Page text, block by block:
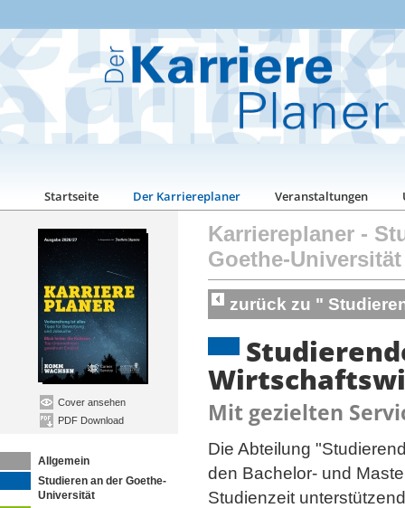
Startseite Der Karriereplaner Veranstaltungen
Cover ansehen
PDF Download
Allgemein
Studieren an der Goethe-
Universität
Karriereplaner -
Goethe-Universität
zurück zu "
Mit gezielten
Die Abteilung
den Bachelor- und
Studienzeit